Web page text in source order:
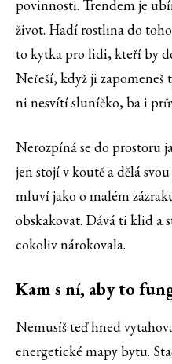
povinnosti. Trendem je
život. Hadí rostlina do toho
to kytka pro lidi, kteří by
Neřeší, když ji
ni nesvítí sluníčko, ba i
Nerozpíná se do prostoru
jen stojí v koutě a dělá
mluví jako o malém
obskakovat. Dává ti klid a
cokoliv nárokovala.
Kam s ní, aby to
Nemusíš teď hned
energetické mapy bytu.